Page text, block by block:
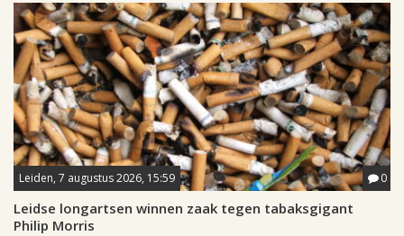
Leiden, 7 augustus 2026, 15:59 0
Leidse longartsen winnen zaak tegen tabaksgigant
Philip Morris